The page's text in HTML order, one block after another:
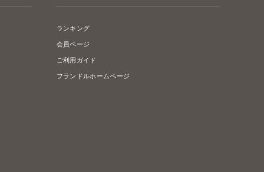
ランキング
会員ページ
ご利用ガイド
フランドルホームページ